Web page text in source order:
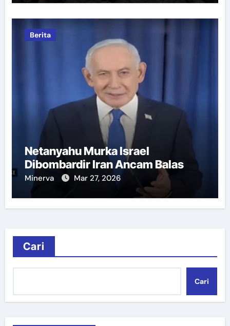
Berita
Netanyahu Murka Israel
Dibombardir Iran Ancam Balas
Minerva Mar 27, 2026
Cari
Cari